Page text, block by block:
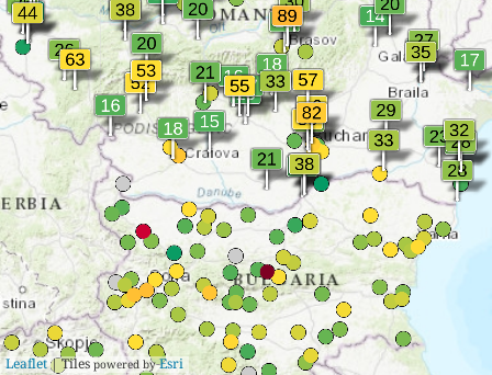
Leaflet| Tilespowered by Esri